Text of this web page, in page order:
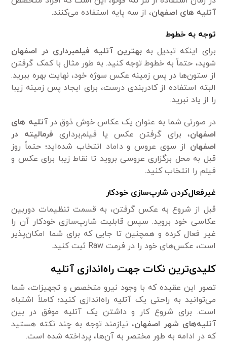
آتلیه های اصفهان، از سه پایه استفاده می‌کنند.
توجه به خطوط
برای اینکه تبدیل به بهترین آتلیه فیلمبرداری در اصفهان
شوید، حتماً به خطوط توجه کنید. به طور مثال با کمک گرفتن
از ستون‌ها در پس زمینه عکس سوژه خود، نهایت بهره ببرید.
البته استفاده از کادر‌بندی درست، برای ایجاد پس زمینه زیبا
را از یاد نبرید.
در صورتی شما به عنوان یک عکاس خوش ذوق درآتلیه های
اصفهان، برای گرفتن عکس یا فیلم‌برداری فرمالیته در
اصفهان از سوی عروس و داماد انتخاب شده‌اید؛ حتماً روز
قبل به محل برگزاری عروسی بروید تا نقاط زیبا برای عکس و
فیلم را انتخاب کنید.
غیرفعال‌کردن شارپ‌سازی خودکار
قبل از شروع به عکس گرفتن، به قسمت تنظیمات دوربین
عکاسی خود بروید. سپس قابلیت شارپ‌سازی خودکار آن را
غیر فعال کرده و همچنین تا جایی که برای شما امکان‌پذیر
است، عکس‌های خود را در فرمت Raw ثبت کنید.
کلیدی‌ترین نکات جهت راه‌اندازی آتلیه
تصور این عقیده که با وجود نیرو متخصص و تجهیزات، شما
می‌توانید به راحتی یک آتلیه راه‌اندازی کنید؛ کاملاً اشتباه
است. برای شروع کار و داشتن یک آتلیه موفق در بین
آتلیه‌های شهر اصفهان، نیازمند توجه به چند نکته هستید
که در ادامه به طور مختصر به آن‌ها، پرداخته شده است.